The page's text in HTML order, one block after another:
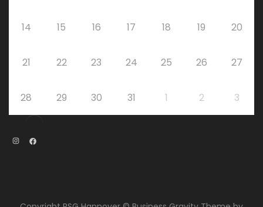
14 15 16 17 18 19 20
21 22 23 24 25 26 27
28 29 30 31 1 2 3